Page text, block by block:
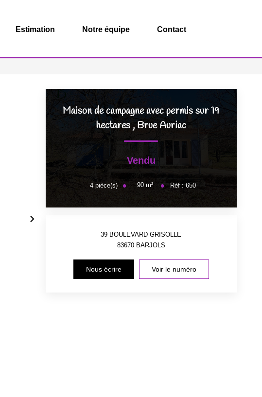
Estimation Notre équipe Contact
Maison de campagne avec permis sur 19
hectares , Brue Auriac
Vendu
4pièce(s) 90m² Réf :650
39 BOULEVARD GRISOLLE
83670 BARJOLS
Nous écrire Voir le numéro